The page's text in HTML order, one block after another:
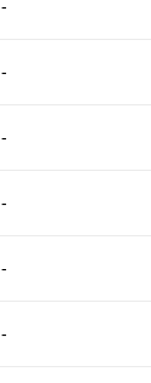
-
-
-
-
-
-